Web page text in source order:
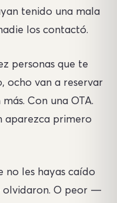
tenido una mala
los contactó.
personas que te
ocho van a reservar
Con una OTA.
aparezca primero
no les hayas caído
olvidaron. O peor —